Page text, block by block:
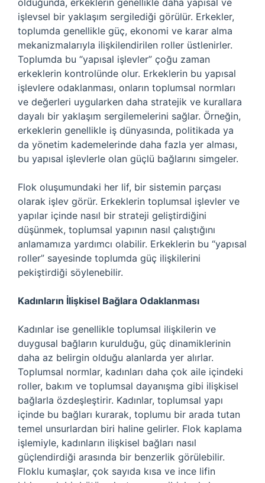
olduğunda, erkeklerin genellikle daha yapısal ve
işlevsel bir yaklaşım sergilediği görülür. Erkekler,
toplumda genellikle güç, ekonomi ve karar alma
mekanizmalarıyla ilişkilendirilen roller üstlenirler.
Toplumda bu “yapısal işlevler” çoğu zaman
erkeklerin kontrolünde olur. Erkeklerin bu yapısal
işlevlere odaklanması, onların toplumsal normları
ve değerleri uygularken daha stratejik ve kurallara
dayalı bir yaklaşım sergilemelerini sağlar. Örneğin,
erkeklerin genellikle iş dünyasında, politikada ya
da yönetim kademelerinde daha fazla yer alması,
bu yapısal işlevlerle olan güçlü bağlarını simgeler.
Flok oluşumundaki her lif, bir sistemin parçası
olarak işlev görür. Erkeklerin toplumsal işlevler ve
yapılar içinde nasıl bir strateji geliştirdiğini
düşünmek, toplumsal yapının nasıl çalıştığını
anlamamıza yardımcı olabilir. Erkeklerin bu “yapısal
roller” sayesinde toplumda güç ilişkilerini
pekiştirdiği söylenebilir.
Kadınların İlişkisel Bağlara Odaklanması
Kadınlar ise genellikle toplumsal ilişkilerin ve
duygusal bağların kurulduğu, güç dinamiklerinin
daha az belirgin olduğu alanlarda yer alırlar.
Toplumsal normlar, kadınları daha çok aile içindeki
roller, bakım ve toplumsal dayanışma gibi ilişkisel
bağlarla özdeşleştirir. Kadınlar, toplumsal yapı
içinde bu bağları kurarak, toplumu bir arada tutan
temel unsurlardan biri haline gelirler. Flok kaplama
işlemiyle, kadınların ilişkisel bağları nasıl
güçlendirdiği arasında bir benzerlik görülebilir.
Floklu kumaşlar, çok sayıda kısa ve ince lifin